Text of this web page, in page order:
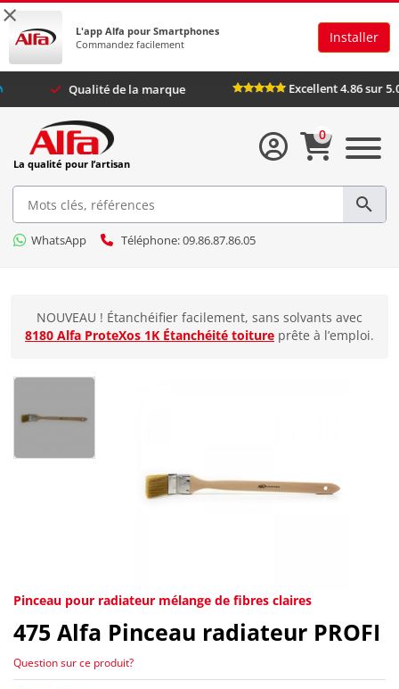
×
L'app Alfa pour Smartphones
Commandez facilement
Installer
Plus Qualité de la marque Excellent
La qualité pour l’artisan
WhatsApp Téléphone: 09.86.87.86.05
0
NOUVEAU ! Étanchéifier facilement, sans solvants avec
8180 Alfa ProteXos 1K Étanchéité toiture prête à l’emploi.
Pinceau pour radiateur mélange de fibres claires
475 Alfa Pinceau radiateur PROFI
Question sur ce produit?